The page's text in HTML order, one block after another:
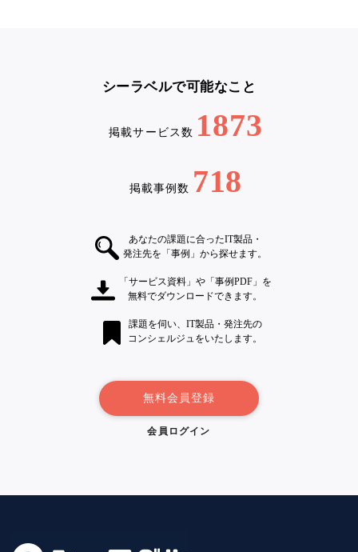
シーラベルで可能なこと
掲載サービス数 1873
掲載事例数 718
あなたの課題に合ったIT製品・
発注先を「事例」から探せます。
「サービス資料」や「事例PDF」を
無料でダウンロードできます。
課題を伺い、IT製品・発注先の
コンシェルジュをいたします。
無料会員登録
会員ログイン